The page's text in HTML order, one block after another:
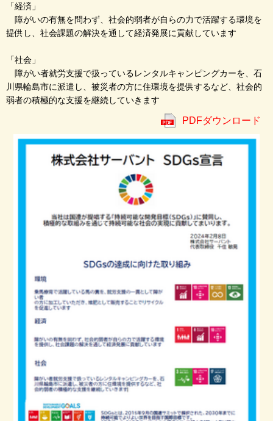
「経済」
障がいの有無を問わず、社会的弱者が自らの力で活躍する環境を
提供し、社会課題の解決を通して経済発展に貢献しています
「社会」
障がい者就労支援で扱っているレンタルキャンピングカーを、石
川県輪島市に派遣し、被災者の方に住環境を提供するなど、社会的
弱者の積極的な支援を継続していきます
PDFダウンロード